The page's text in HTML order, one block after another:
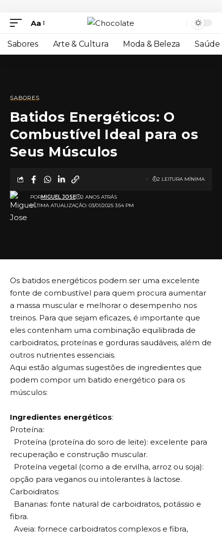
Aa
Sabores Arte & Cultura Moda & Beleza Saúde
SABORES
Batidos Energéticos: O
Combustível Ideal para os
Seus Músculos
ULTIMA ATUALIZAÇÃO: 03/01/2025 3:54 PM
PORMIGUEL JOSE 2 ANOS ATRÁS
2 LEITURA MÍNIMA
Os batidos energéticos podem ser uma excelente
fonte de combustível para quem procura aumentar
a massa muscular e melhorar o desempenho nos
treinos. Para que sejam eficazes, é importante que
eles contenham uma combinação equilibrada de
carboidratos, proteínas e gorduras saudáveis, além de
outros nutrientes essenciais.
Aqui estão algumas sugestões de ingredientes que
podem compor um batido energético para os
músculos:
Ingredientes energéticos:
Proteína:
Proteína (proteína do soro de leite): excelente para
recuperação e construção muscular.
Proteína vegetal (como a de ervilha, arroz ou soja):
opção para veganos ou intolerantes à lactose.
Carboidratos:
Bananas: fonte natural de carboidratos, potássio e
fibra.
Aveia: fornece carboidratos complexos e fibra,